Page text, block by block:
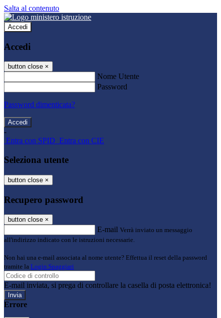
Salta al contenuto
Accedi
Accedi
button close ×
Nome Utente
Password
Password dimenticata?
-
Entra con SPID Entra con CIE
Seleziona utente
button close ×
Recupero password
button close ×
E-mail Verrà inviato un messaggio
all'indirizzo indicato con le istruzioni necessarie.
Non hai una e-mail associata al nome utente? Effettua il reset della password
tramite la Login Spaggiari
E-mail inviata, si prega di controllare la casella di posta elettronica!
Errore